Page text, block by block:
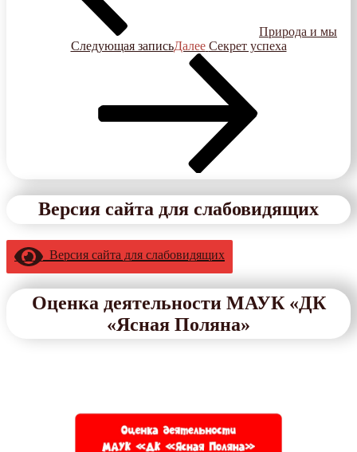
Природа и мы
Следующая записьДалее Секрет успеха
Версия сайта для слабовидящих
Версия сайта для слабовидящих
Оценка деятельности МАУК «ДК
«Ясная Поляна»